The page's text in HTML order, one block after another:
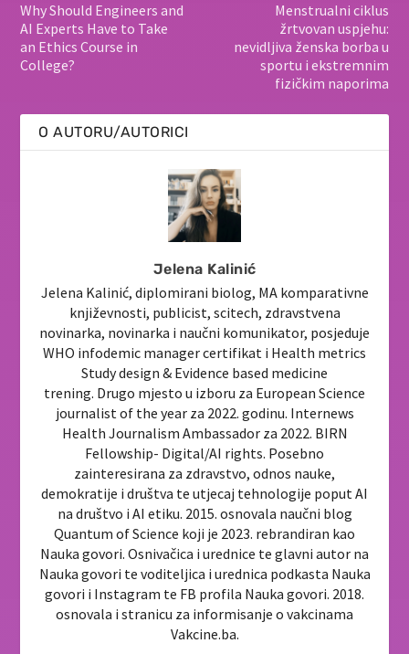
Why Should Engineers and
AI Experts Have to Take
an Ethics Course in
College?
Menstrualni ciklus
žrtvovan uspjehu:
nevidljiva ženska borba u
sportu i ekstremnim
fizičkim naporima
O AUTORU/AUTORICI
Jelena Kalinić
Jelena Kalinić, diplomirani biolog, MA komparativne
književnosti, publicist, scitech, zdravstvena
novinarka, novinarka i naučni komunikator, posjeduje
WHO infodemic manager certifikat i Health metrics
Study design & Evidence based medicine
trening. Drugo mjesto u izboru za European Science
journalist of the year za 2022. godinu. Internews
Health Journalism Ambassador za 2022. BIRN
Fellowship- Digital/AI rights. Posebno
zainteresirana za zdravstvo, odnos nauke,
demokratije i društva te utjecaj tehnologije poput AI
na društvo i AI etiku. 2015. osnovala naučni blog
Quantum of Science koji je 2023. rebrandiran kao
Nauka govori. Osnivačica i urednice te glavni autor na
Nauka govori te voditeljica i urednica podkasta Nauka
govori i Instagram te FB profila Nauka govori. 2018.
osnovala i stranicu za informisanje o vakcinama
Vakcine.ba.